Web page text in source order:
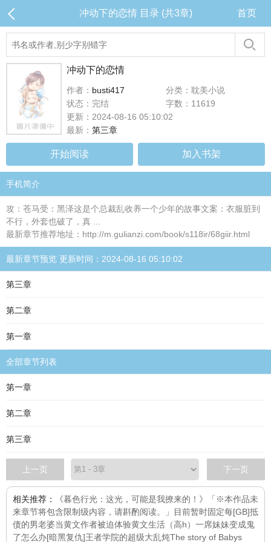
冲动下的恋情 目录 (共3章) 首页
冲动下的恋情
作者： busti417
分类：耽美小说
状态：完结
字数：11619
更新：2024-08-16 05:10:02
最新： 第三章
开始阅读 加入书架
手机简介
攻：苍马受：黑泽这是个总裁乱收养一个少年的故事文案：衣服脏到
不行，外套也破了，真 ...
最新章节推荐地址：http://m.gulianzi.com/book/s118ir/68giir.html
最新章节预览 更新时间：2024-08-16 05:10:02
第三章
第二章
第一章
全部章节列表
第一章
第二章
第三章
上一页 下一页
相关推荐：
《暮色行光：这光，可能是我撩来的！》「※本作品未
来章节将包含限制级内容，请斟酌阅读。」目前暂时固定每[GB]抵
债的男老婆当黄文作者被迫体验黄文生活（高h） 一席妹妹变成鬼
了怎么办[暗黑复仇]王者学院的超级大乱炖The story of Babys